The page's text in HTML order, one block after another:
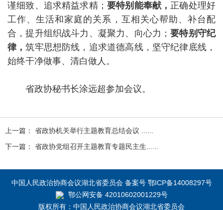
谨细致、追求精益求精； 要特别能奉献， 正确处理好
工作、生活和家庭的关系，互相关心帮助、补台配
合，提升组织战斗力、凝聚力、向心力；要特别守纪
律，筑牢思想防线，追求道德高线，坚守纪律底线，
始终干净做事、清白做人。
省政协秘书长涂远超参加会议。
上一篇： 省政协机关举行主题教育总结会议 ......
下一篇： 省政协党组召开主题教育专题民主生......
中国人民政治协商会议湖北省委员会 备案号 鄂ICP备14008297号
鄂公网安备 42010602001229号
版权所有：中国人民政治协商会议湖北省委员会